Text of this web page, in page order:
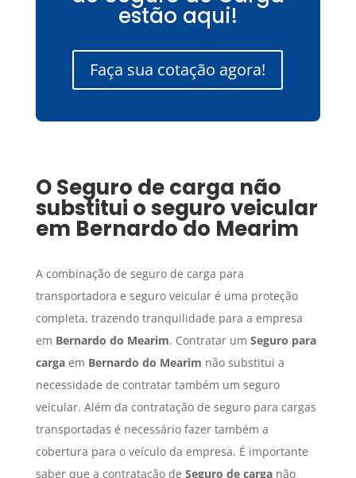
estão aqui!
Faça sua cotação agora!
OSeguro de carga não
substitui o seguro veicular
em Bernardo do Mearim
A combinação de seguro de carga para
transportadora e seguro veicular é uma proteção
completa, trazendo tranquilidade para a empresa
em Bernardo do Mearim. Contratar um Seguro para
cargaem Bernardo do Mearim não substitui a
necessidade de contratar também um seguro
veicular. Além da contratação de seguro para cargas
transportadas é necessário fazer também a
cobertura para o veículo da empresa. É importante
saber que a contratação de Seguro de carganão